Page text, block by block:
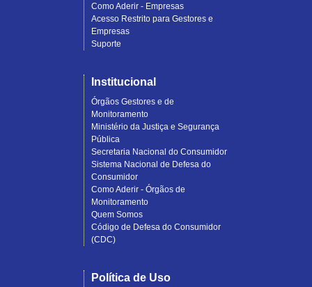
Como Aderir - Empresas
Acesso Restrito para Gestores e
Empresas
Suporte
Institucional
Órgãos Gestores e de
Monitoramento
Ministério da Justiça e Segurança
Pública
Secretaria Nacional do Consumidor
Sistema Nacional de Defesa do
Consumidor
Como Aderir - Órgãos de
Monitoramento
Quem Somos
Código de Defesa do Consumidor
(CDC)
Política de Uso